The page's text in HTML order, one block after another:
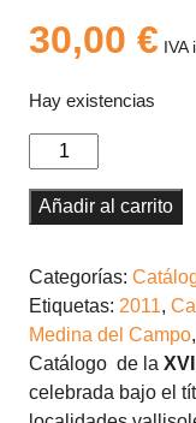
30,00 € IVA
Hay existencias
Passio
(2011).
Catálogo
Añadir al carrito
Categorías:
Etiquetas: 2011,
Medina del Campo,
Catálogo de la XVI
celebrada bajo el